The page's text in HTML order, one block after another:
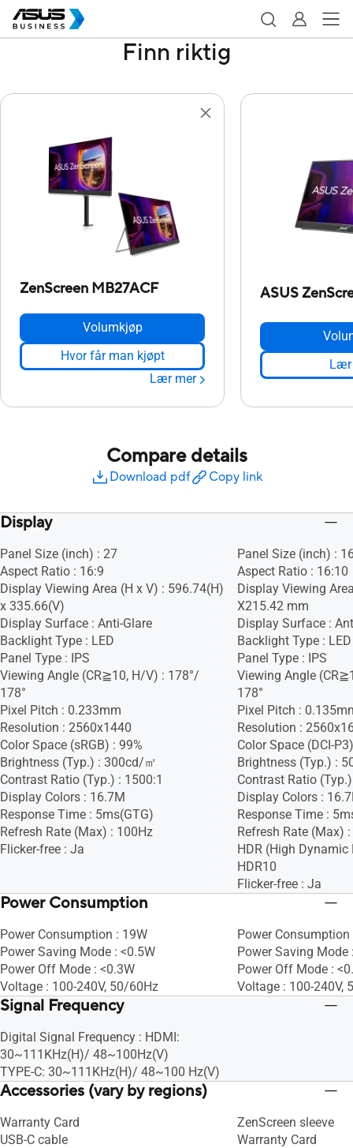
Finn riktig
ZenScreen MB27ACF
Volumkjøp
Hvor får man kjøpt
Lær mer
ASUS
Lær
Compare details
Download pdf Copy link
Display
Panel Size (inch) : 27
Aspect Ratio : 16:9
Display Viewing Area (H x V) : 596.74(H)
x 335.66(V)
Display Surface : Anti-Glare
Backlight Type : LED
Panel Type : IPS
Viewing Angle (CR≧10, H/V) : 178°/
178°
Pixel Pitch : 0.233mm
Resolution : 2560x1440
Color Space (sRGB) : 99%
Brightness (Typ.) : 300cd/㎡
Contrast Ratio (Typ.) : 1500:1
Display Colors : 16.7M
Response Time : 5ms(GTG)
Refresh Rate (Max) : 100Hz
Flicker-free : Ja
Panel Size (inch) :
Aspect Ratio : 16:10
Display Viewing
X215.42 mm
Display Surface :
Backlight Type : LED
Panel Type : IPS
Viewing Angle
178°
Pixel Pitch :
Resolution :
Color Space (DCI-
Brightness (Typ.) :
Contrast Ratio
Display Colors :
Response Time :
Refresh Rate (Max)
HDR (High Dynamic
HDR10
Flicker-free : Ja
Power Consumption
Power Consumption : 19W
Power Saving Mode : <0.5W
Power Off Mode : <0.3W
Voltage : 100-240V, 50/60Hz
Power Consumption
Power Saving Mode
Power Off Mode :
Voltage : 100-240V,
Signal Frequency
Digital Signal Frequency : HDMI:
30~111KHz(H)/ 48~100Hz(V)
TYPE-C: 30~111KHz(H)/ 48~100 Hz(V)
Accessories (vary by regions)
Warranty Card
USB-C cable
ZenScreen sleeve
Warranty Card